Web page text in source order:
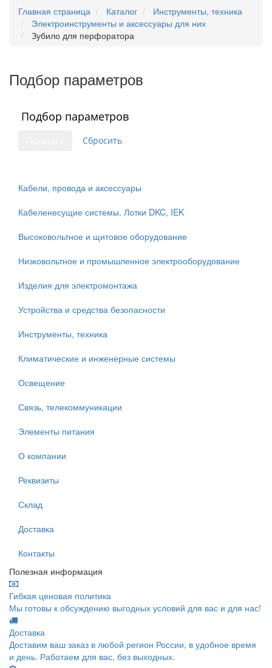
Главная страница
Каталог
Инструменты, техника
Электроинструменты и аксессуары для них
Зубило для перфоратора
Подбор параметров
Подбор параметров
Кабели, провода и аксессуары
Кабеленесущие системы. Лотки DKC, IEK
Высоковольтное и щитовое оборудование
Низковольтное и промышленное электрооборудование
Изделия для электромонтажа
Устройства и средства безопасности
Инструменты, техника
Климатические и инженерные системы
Освещение
Связь, телекоммуникации
Элементы питания
О компании
Реквизиты
Склад
Доставка
Контакты
Полезная информация
Гибкая ценовая политика
Мы готовы к обсуждению выгодных условий для вас и для нас!
Доставка
Доставим ваш заказ в любой регион России, в удобное время
и день. Работаем для вас, без выходных.